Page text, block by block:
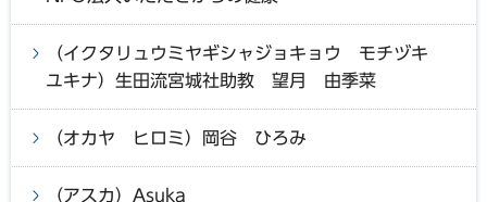
（イクタリュウミヤギシャジョキョウ モチヅキ
ユキナ）生田流宮城社助教 望月 由季菜
（オカヤ ヒロミ）岡谷 ひろみ
（アスカ）Asuka